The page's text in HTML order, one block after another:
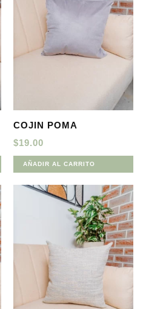
COJIN POMA
$19.00
AÑADIR AL CARRITO